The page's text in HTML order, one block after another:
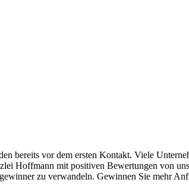
bereits vor dem ersten Kontakt. Viele
Hoffmann mit positiven Bewertungen von
zu verwandeln. Gewinnen Sie mehr